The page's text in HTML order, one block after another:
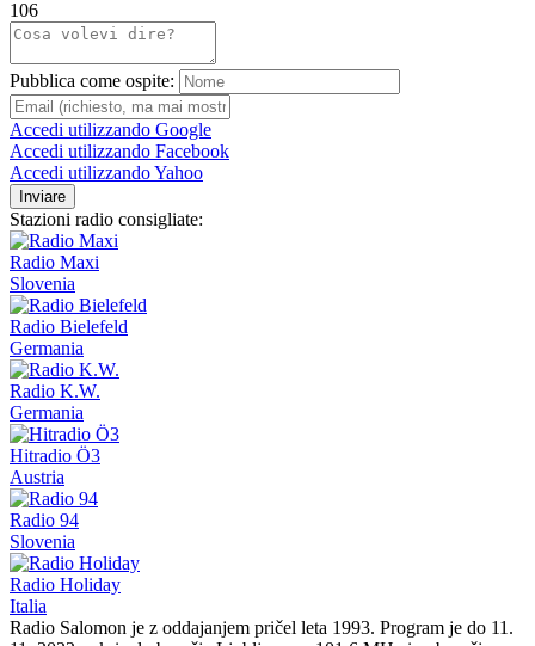
106
Pubblica come ospite:
Accedi utilizzando Google
Accedi utilizzando Facebook
Accedi utilizzando Yahoo
Inviare
Stazioni radio consigliate:
Radio Maxi
Slovenia
Radio Bielefeld
Germania
Radio K.W.
Germania
Hitradio Ö3
Austria
Radio 94
Slovenia
Radio Holiday
Italia
Radio Salomon je z oddajanjem pričel leta 1993. Program je do 11.